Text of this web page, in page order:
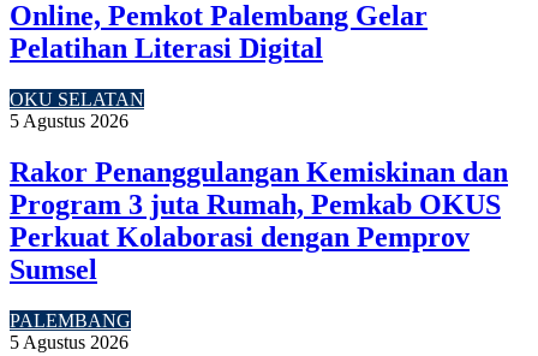
Online, Pemkot Palembang Gelar
Pelatihan Literasi Digital
OKU SELATAN
5 Agustus 2026
Rakor Penanggulangan Kemiskinan dan
Program 3 juta Rumah, Pemkab OKUS
Perkuat Kolaborasi dengan Pemprov
Sumsel
PALEMBANG
5 Agustus 2026